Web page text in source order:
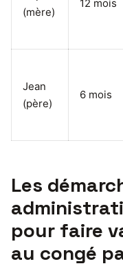
(mère)
12 mois
Jean
(père)
6 mois
Les
pour faire
au congé